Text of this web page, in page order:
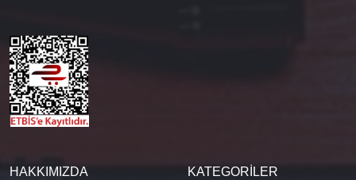
HAKKIMIZDA KATEGORİLER